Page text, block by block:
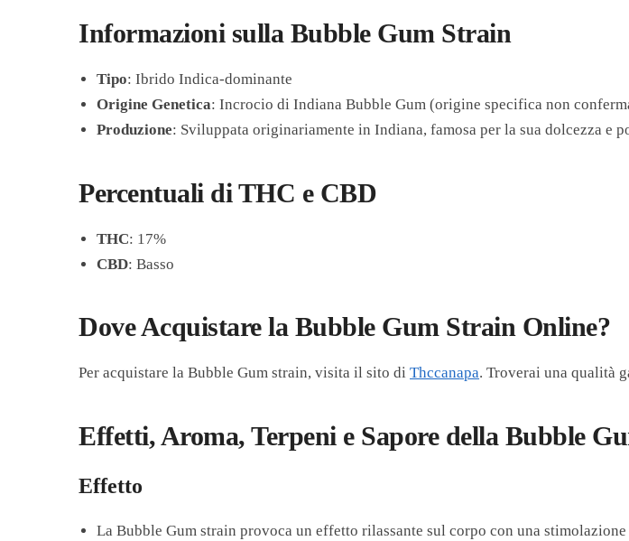
Informazioni sulla Bubble Gum Strain
Tipo: Ibrido Indica-dominante
Origine Genetica: Incrocio di Indiana Bubble Gum (origine specifica non
Produzione: Sviluppata originariamente in Indiana, famosa per la sua dolcezza e
Percentuali di THC e CBD
THC: 17%
CBD: Basso
Dove Acquistare la Bubble Gum Strain Online?
Per acquistare la Bubble Gum strain, visita il sito diThccanapa. Troverai una qualità
Effetti, Aroma, Terpeni e Sapore della Bubble
Effetto
La Bubble Gum strain provoca un effetto rilassante sul corpo con una